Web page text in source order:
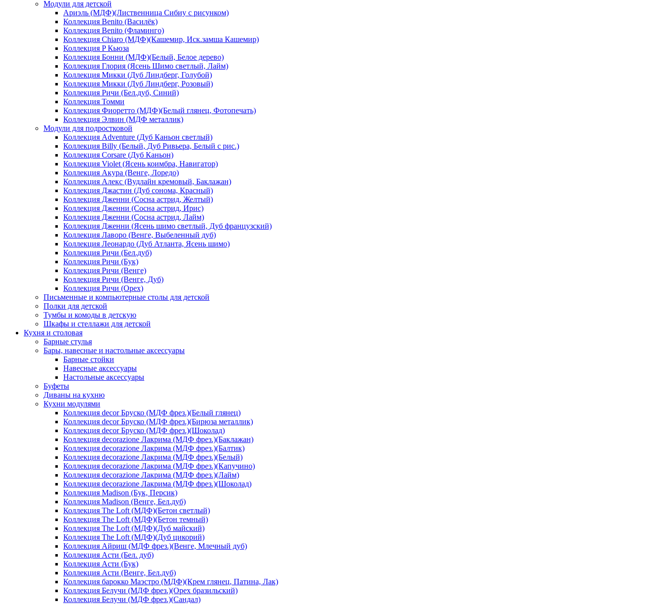
Модули для детской
Ариэль (МДФ)(Лиственница Сибиу с рисунком)
Коллекция Benito (Василёк)
Коллекция Benito (Фламинго)
Коллекция Chiaro (МДФ)(Кашемир, Иск.замша Кашемир)
Коллекция P Кьюза
Коллекция Бонни (МДФ)(Белый, Белое дерево)
Коллекция Глория (Ясень Шимо светлый, Лайм)
Коллекция Микки (Дуб Линдберг, Голубой)
Коллекция Микки (Дуб Линдберг, Розовый)
Коллекция Ричи (Бел.дуб, Синий)
Коллекция Томми
Коллекция Фиоретто (МДФ)(Белый глянец, Фотопечать)
Коллекция Элвин (МДФ металлик)
Модули для подростковой
Коллекция Adventure (Дуб Каньон светлый)
Коллекция Billy (Белый, Дуб Ривьера, Белый с рис.)
Коллекция Corsare (Дуб Каньон)
Коллекция Violet (Ясень коимбра, Навигатор)
Коллекция Акура (Венге, Лоредо)
Коллекция Алекс (Вудлайн кремовый, Баклажан)
Коллекция Джастин (Дуб сонома, Красный)
Коллекция Дженни (Cосна астрид, Желтый)
Коллекция Дженни (Cосна астрид, Ирис)
Коллекция Дженни (Cосна астрид, Лайм)
Коллекция Дженни (Ясень шимо светлый, Дуб французский)
Коллекция Лаворо (Венге, Выбеленный дуб)
Коллекция Леонардо (Дуб Атланта, Ясень шимо)
Коллекция Ричи (Бел.дуб)
Коллекция Ричи (Бук)
Коллекция Ричи (Венге)
Коллекция Ричи (Венге, Дуб)
Коллекция Ричи (Орех)
Письменные и компьютерные столы для детской
Полки для детской
Тумбы и комоды в детскую
Шкафы и стеллажи для детской
Кухня и столовая
Барные стулья
Бары, навесные и настольные аксессуары
Барные стойки
Навесные аксессуары
Настольные аксессуары
Буфеты
Диваны на кухню
Кухни модулями
Коллекция decor Бруско (МДФ фрез.)(Белый глянец)
Коллекция decor Бруско (МДФ фрез.)(Бирюза металлик)
Коллекция decor Бруско (МДФ фрез.)(Шоколад)
Коллекция decorazione Лакрима (МДФ фрез.)(Баклажан)
Коллекция decorazione Лакрима (МДФ фрез.)(Балтик)
Коллекция decorazione Лакрима (МДФ фрез.)(Белый)
Коллекция decorazione Лакрима (МДФ фрез.)(Капучино)
Коллекция decorazione Лакрима (МДФ фрез.)(Лайм)
Коллекция decorazione Лакрима (МДФ фрез.)(Шоколад)
Коллекция Madison (Бук, Персик)
Коллекция Madison (Венге, Бел.дуб)
Коллекция The Loft (МДФ)(Бетон светлый)
Коллекция The Loft (МДФ)(Бетон темный)
Коллекция The Loft (МДФ)(Дуб майский)
Коллекция The Loft (МДФ)(Дуб цикорий)
Коллекция Айриш (МДФ фрез.)(Венге, Млечный дуб)
Коллекция Асти (Бел. дуб)
Коллекция Асти (Бук)
Коллекция Асти (Венге, Бел.дуб)
Коллекция барокко Маэстро (МДФ)(Крем глянец, Патина, Лак)
Коллекция Белучи (МДФ фрез.)(Орех бразильский)
Коллекция Белучи (МДФ фрез.)(Сандал)